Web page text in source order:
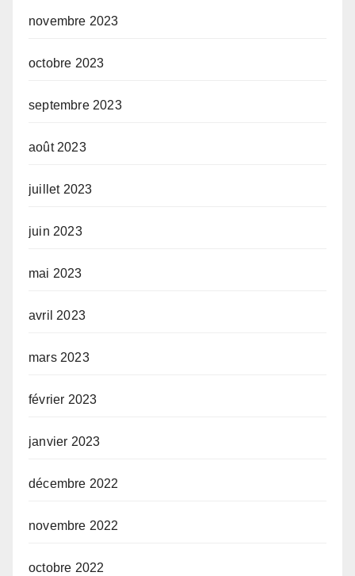
novembre 2023
octobre 2023
septembre 2023
août 2023
juillet 2023
juin 2023
mai 2023
avril 2023
mars 2023
février 2023
janvier 2023
décembre 2022
novembre 2022
octobre 2022